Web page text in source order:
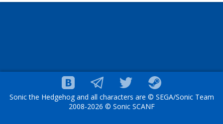
Sonic the Hedgehog and all characters are © SEGA/Sonic Team
2008-2026 © Sonic SCANF